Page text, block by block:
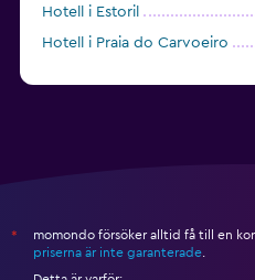
Hotell i Estoril
Hotell i Praia do Carvoeiro
*
momondo försöker alltid få till en
priserna är inte garanterade